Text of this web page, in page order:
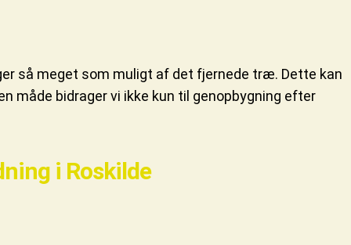
så meget som muligt af det fjernede træ. Dette kan
måde bidrager vi ikke kun til genopbygning efter
i Roskilde